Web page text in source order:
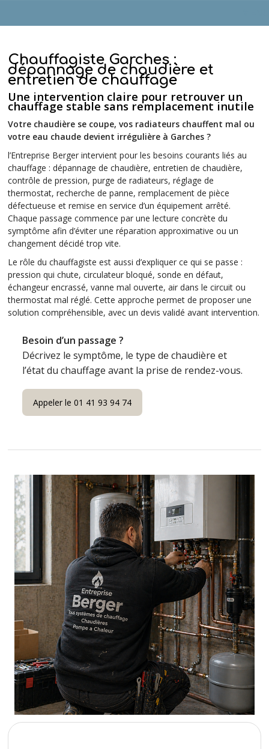
Chauffagiste Garches :
dépannage de chaudière et
entretien de chauffage
Une intervention claire pour retrouver un
chauffage stable sans remplacement inutile
Votre chaudière se coupe, vos radiateurs chauffent mal ou
votre eau chaude devient irrégulière à Garches ?
l’Entreprise Berger intervient pour les besoins courants liés au
chauffage : dépannage de chaudière, entretien de chaudière,
contrôle de pression, purge de radiateurs, réglage de
thermostat, recherche de panne, remplacement de pièce
défectueuse et remise en service d’un équipement arrêté.
Chaque passage commence par une lecture concrète du
symptôme afin d’éviter une réparation approximative ou un
changement décidé trop vite.
Le rôle du chauffagiste est aussi d’expliquer ce qui se passe :
pression qui chute, circulateur bloqué, sonde en défaut,
échangeur encrassé, vanne mal ouverte, air dans le circuit ou
thermostat mal réglé. Cette approche permet de proposer une
solution compréhensible, avec un devis validé avant intervention.
Besoin d’un passage ?
Décrivez le symptôme, le type de chaudière et
l’état du chauffage avant la prise de rendez-vous.
Appeler le 01 41 93 94 74